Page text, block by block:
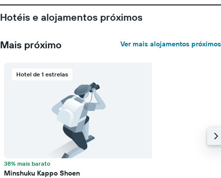
de
um
ordenada
Hotéis e alojamentos próximos
Mais próximo Ver mais alojamentos próximos
Hotel de 1 estrelas
38% mais barato
Minshuku Kappo Shoen